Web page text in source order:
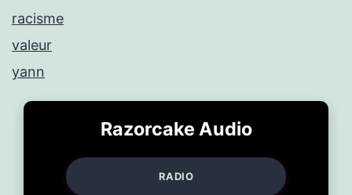
racisme
valeur
yann
Razorcake Audio
RADIO